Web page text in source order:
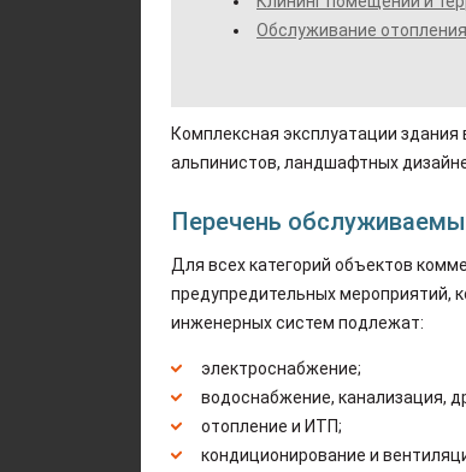
Обслуживание
Комплексная эксплуатации
альпинистов, ландшафтных
Перечень
Для всех категорий объектов
предупредительных мероприятий,
инженерных систем подлежат:
электроснабжение;
водоснабжение, канализация,
отопление и ИТП;
кондиционирование и